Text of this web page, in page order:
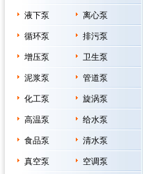
液下泵 离心泵
循环泵 排污泵
增压泵 卫生泵
泥浆泵 管道泵
化工泵 旋涡泵
高温泵 给水泵
食品泵 清水泵
真空泵 空调泵